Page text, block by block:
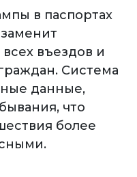
в паспортах
въездов и
Система
данные,
что
более